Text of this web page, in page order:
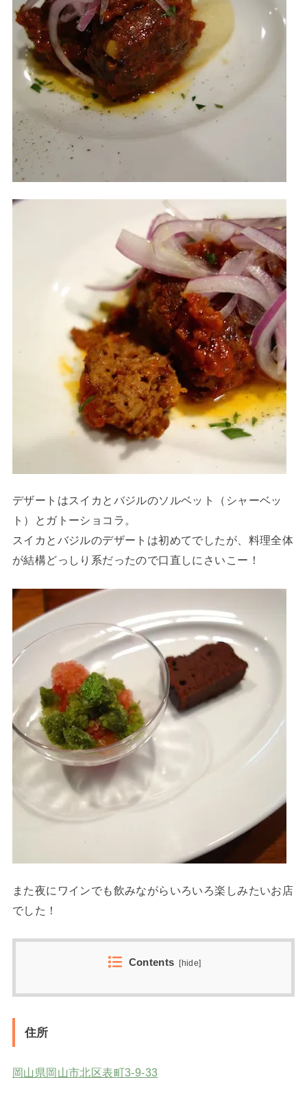
デザートはスイカとバジルのソルベット（シャーベッ
ト）とガトーショコラ。
スイカとバジルのデザートは初めてでしたが、料理全体
が結構どっしり系だったので口直しにさいこー！
また夜にワインでも飲みながらいろいろ楽しみたいお店
でした！
Contents [hide]
住所
岡山県岡山市北区表町3-9-33